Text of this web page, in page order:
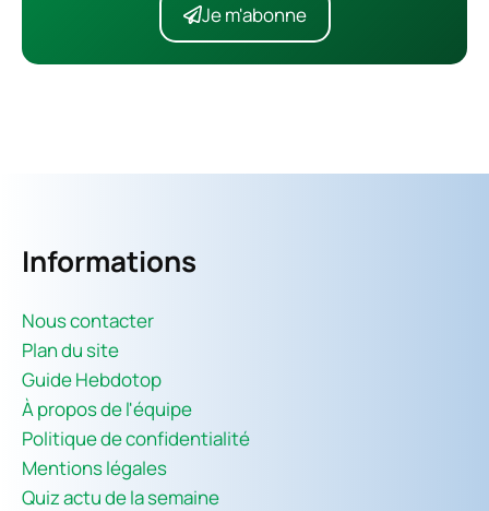
Je m'abonne
Informations
Nous contacter
Plan du site
Guide Hebdotop
À propos de l'équipe
Politique de confidentialité
Mentions légales
Quiz actu de la semaine